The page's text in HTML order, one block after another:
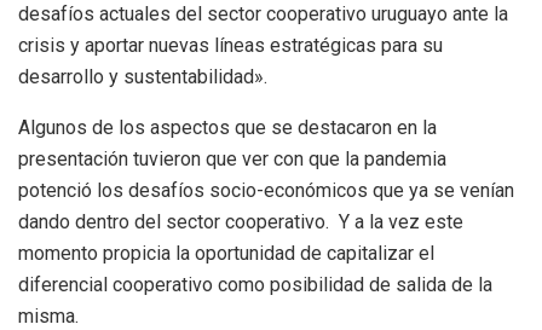
desafíos actuales del sector cooperativo uruguayo ante la
crisis y aportar nuevas líneas estratégicas para su
desarrollo y sustentabilidad».
Algunos de los aspectos que se destacaron en la
presentación tuvieron que ver con que la pandemia
potenció los desafíos socio-económicos que ya se venían
dando dentro del sector cooperativo. Y a la vez este
momento propicia la oportunidad de capitalizar el
diferencial cooperativo como posibilidad de salida de la
misma.